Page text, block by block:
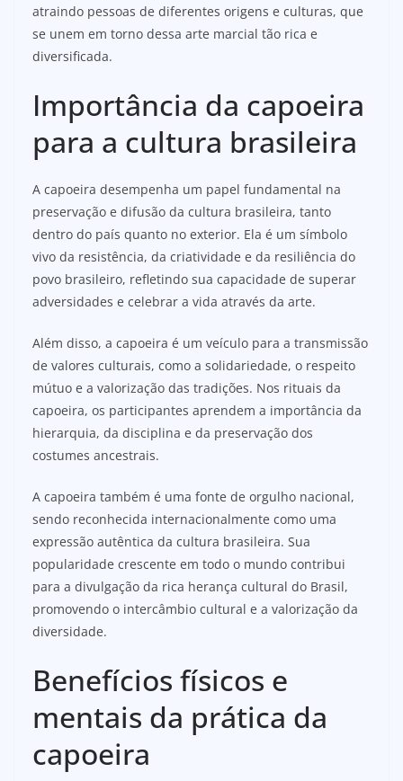
atraindo pessoas de diferentes origens e culturas, que
se unem em torno dessa arte marcial tão rica e
diversificada.
Importância da capoeira
para a cultura brasileira
A capoeira desempenha um papel fundamental na
preservação e difusão da cultura brasileira, tanto
dentro do país quanto no exterior. Ela é um símbolo
vivo da resistência, da criatividade e da resiliência do
povo brasileiro, refletindo sua capacidade de superar
adversidades e celebrar a vida através da arte.
Além disso, a capoeira é um veículo para a transmissão
de valores culturais, como a solidariedade, o respeito
mútuo e a valorização das tradições. Nos rituais da
capoeira, os participantes aprendem a importância da
hierarquia, da disciplina e da preservação dos
costumes ancestrais.
A capoeira também é uma fonte de orgulho nacional,
sendo reconhecida internacionalmente como uma
expressão autêntica da cultura brasileira. Sua
popularidade crescente em todo o mundo contribui
para a divulgação da rica herança cultural do Brasil,
promovendo o intercâmbio cultural e a valorização da
diversidade.
Benefícios físicos e
mentais da prática da
capoeira